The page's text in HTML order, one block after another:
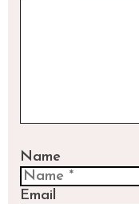
Name
Email